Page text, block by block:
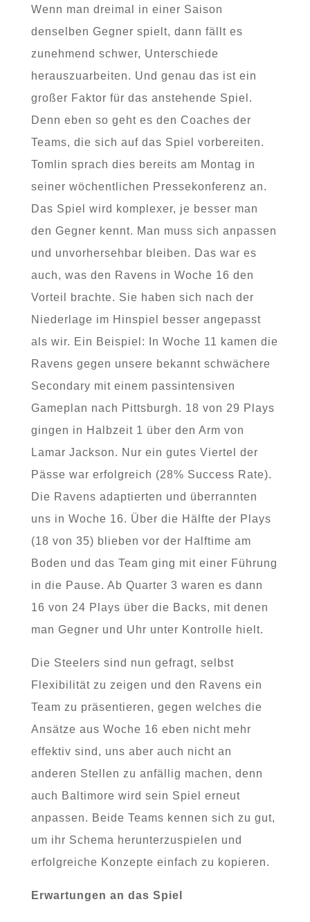
Wenn man dreimal in einer Saison
denselben Gegner spielt, dann fällt es
zunehmend schwer, Unterschiede
herauszuarbeiten. Und genau das ist ein
großer Faktor für das anstehende Spiel.
Denn eben so geht es den Coaches der
Teams, die sich auf das Spiel vorbereiten.
Tomlin sprach dies bereits am Montag in
seiner wöchentlichen Pressekonferenz an.
Das Spiel wird komplexer, je besser man
den Gegner kennt. Man muss sich anpassen
und unvorhersehbar bleiben. Das war es
auch, was den Ravens in Woche 16 den
Vorteil brachte. Sie haben sich nach der
Niederlage im Hinspiel besser angepasst
als wir. Ein Beispiel: In Woche 11 kamen die
Ravens gegen unsere bekannt schwächere
Secondary mit einem passintensiven
Gameplan nach Pittsburgh. 18 von 29 Plays
gingen in Halbzeit 1 über den Arm von
Lamar Jackson. Nur ein gutes Viertel der
Pässe war erfolgreich (28% Success Rate).
Die Ravens adaptierten und überrannten
uns in Woche 16. Über die Hälfte der Plays
(18 von 35) blieben vor der Halftime am
Boden und das Team ging mit einer Führung
in die Pause. Ab Quarter 3 waren es dann
16 von 24 Plays über die Backs, mit denen
man Gegner und Uhr unter Kontrolle hielt.
Die Steelers sind nun gefragt, selbst
Flexibilität zu zeigen und den Ravens ein
Team zu präsentieren, gegen welches die
Ansätze aus Woche 16 eben nicht mehr
effektiv sind, uns aber auch nicht an
anderen Stellen zu anfällig machen, denn
auch Baltimore wird sein Spiel erneut
anpassen. Beide Teams kennen sich zu gut,
um ihr Schema herunterzuspielen und
erfolgreiche Konzepte einfach zu kopieren.
Erwartungen an das Spiel